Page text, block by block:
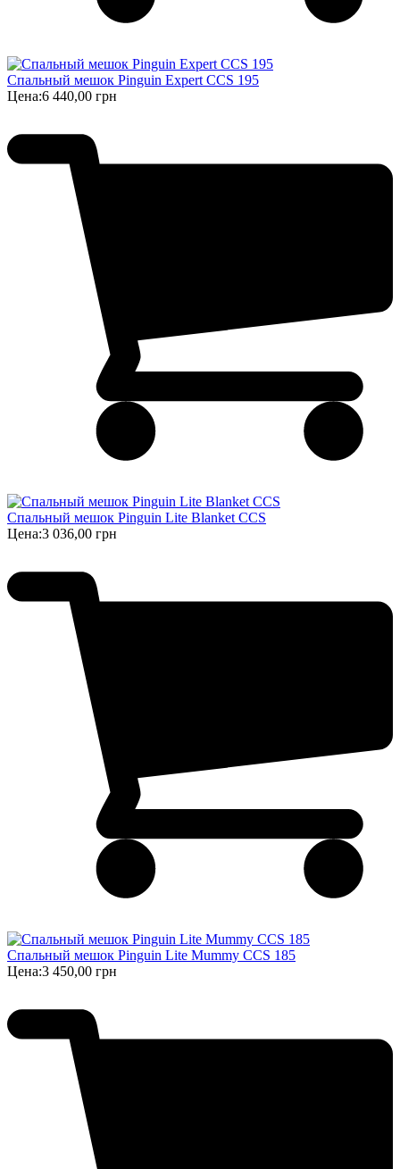
Спальный мешок Pinguin Expert CCS 195
Цена:6 440,00 грн
Спальный мешок Pinguin Lite Blanket CCS
Цена:3 036,00 грн
Спальный мешок Pinguin Lite Mummy CCS 185
Цена:3 450,00 грн